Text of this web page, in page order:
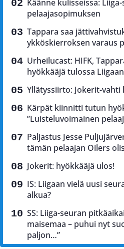
Käänne kulisseissa:
pelaajasopimuksen
Tappara saa
ykköskierroksen varaus
Urheilucast: HIFK,
hyökkääjä tulossa Liigaan
Yllätyssiirto: Jokerit-vahti
Kärpät kiinnitti tutun
”Luisteluvoimainen
Paljastus Jesse
tämän pelaajan Oilers
Jokerit: hyökkääjä ulos!
IS: Liigaan vielä uusi
alkua?
SS: Liiga-seuran
maisemaa – puhui nyt
paljon…”